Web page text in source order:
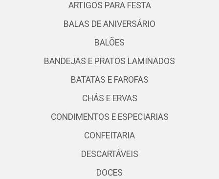
ARTIGOS PARA FESTA
BALAS DE ANIVERSÁRIO
BALÕES
BANDEJAS E PRATOS LAMINADOS
BATATAS E FAROFAS
CHÁS E ERVAS
CONDIMENTOS E ESPECIARIAS
CONFEITARIA
DESCARTÁVEIS
DOCES